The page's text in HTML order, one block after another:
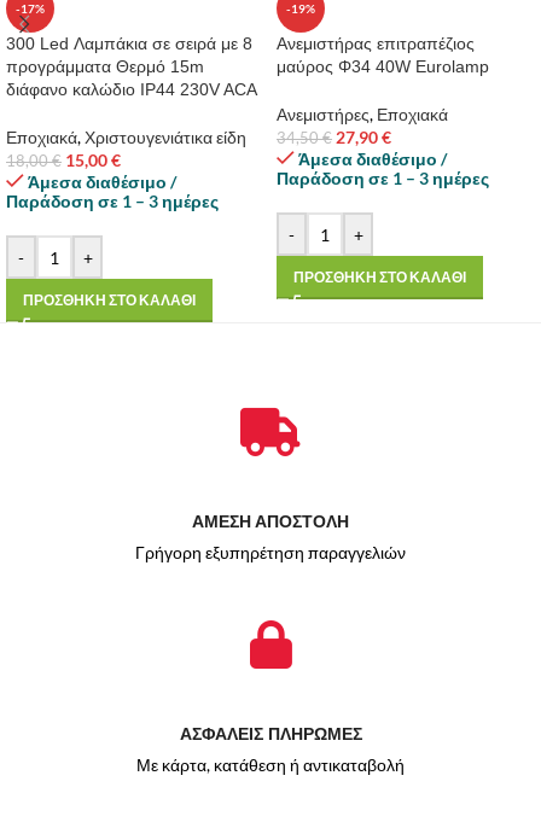
-17%
300 Led Λαμπάκια σε σειρά με 8
προγράμματα Θερμό 15m
διάφανο καλώδιο IP44 230V ACA
Εποχιακά,Χριστουγενιάτικα είδη
18,00€ 15,00€
Άμεσα διαθέσιμο /
Παράδοση σε 1 – 3 ημέρες
- +
ΠΡΟΣΘΗΚΗ ΣΤΟ ΚΑΛΑΘΙ
-19%
Ανεμιστήρας επιτραπέζιος
μαύρος Φ34 40W Eurolamp
Ανεμιστήρες, Εποχιακά
34,50€ 27,90€
Άμεσα διαθέσιμο /
Παράδοση σε 1 – 3 ημέρες
- +
ΠΡΟΣΘΗΚΗ ΣΤΟ ΚΑΛΑΘΙ
ΑΜΕΣΗ ΑΠΟΣΤΟΛΗ
Γρήγορη εξυπηρέτηση παραγγελιών
ΑΣΦΑΛΕΙΣ ΠΛΗΡΩΜΕΣ
Με κάρτα, κατάθεση ή αντικαταβολή